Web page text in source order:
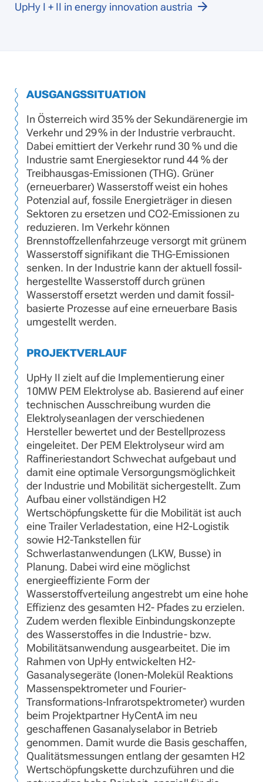
UpHy I + II in energy innovation austria
AUSGANGSSITUATION
In Österreich wird 35 % der Sekundärenergie im
Verkehr und 29 % in der Industrie verbraucht.
Dabei emittiert der Verkehr rund 30 % und die
Industrie samt Energiesektor rund 44 % der
Treibhausgas-Emissionen (THG). Grüner
(erneuerbarer) Wasserstoff weist ein hohes
Potenzial auf, fossile Energieträger in diesen
Sektoren zu ersetzen und CO2-Emissionen zu
reduzieren. Im Verkehr können
Brennstoffzellenfahrzeuge versorgt mit grünem
Wasserstoff signifikant die THG-Emissionen
senken. In der Industrie kann der aktuell fossil-
hergestellte Wasserstoff durch grünen
Wasserstoff ersetzt werden und damit fossil-
basierte Prozesse auf eine erneuerbare Basis
umgestellt werden.
PROJEKTVERLAUF
UpHy II zielt auf die Implementierung einer
10MW PEM Elektrolyse ab. Basierend auf einer
technischen Ausschreibung wurden die
Elektrolyseanlagen der verschiedenen
Hersteller bewertet und der Bestellprozess
eingeleitet. Der PEM Elektrolyseur wird am
Raffineriestandort Schwechat aufgebaut und
damit eine optimale Versorgungsmöglichkeit
der Industrie und Mobilität sichergestellt. Zum
Aufbau einer vollständigen H2
Wertschöpfungskette für die Mobilität ist auch
eine Trailer Verladestation, eine H2-Logistik
sowie H2-Tankstellen für
Schwerlastanwendungen (LKW, Busse) in
Planung. Dabei wird eine möglichst
energieeffiziente Form der
Wasserstoffverteilung angestrebt um eine hohe
Effizienz des gesamten H2- Pfades zu erzielen.
Zudem werden flexible Einbindungskonzepte
des Wasserstoffes in die Industrie- bzw.
Mobilitätsanwendung ausgearbeitet. Die im
Rahmen von UpHy entwickelten H2-
Gasanalysegeräte (Ionen-Molekül Reaktions
Massenspektrometer und Fourier-
Transformations-Infrarotspektrometer) wurden
beim Projektpartner HyCentA im neu
geschaffenen Gasanalyselabor in Betrieb
genommen. Damit wurde die Basis geschaffen,
Qualitätsmessungen entlang der gesamten H2
Wertschöpfungskette durchzuführen und die